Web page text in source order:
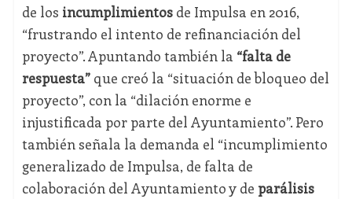
de los incumplimientosde Impulsa en 2016,
“frustrando el intento de refinanciación del
proyecto”. Apuntando también la “falta de
respuesta”que creó la “situación de bloqueo del
proyecto”, con la “dilación enorme e
injustificada por parte del Ayuntamiento”. Pero
también señala la demanda el “incumplimiento
generalizado de Impulsa, de falta de
colaboración del Ayuntamiento y de parálisis